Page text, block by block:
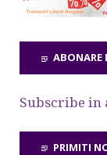
ABONARE
Subscribe in
PRIMITI